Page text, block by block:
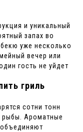
и уникальный
запах во
уже несколько
вечер или
гость не уйдет
гриль
сотни тонн
рыбы. Ароматные